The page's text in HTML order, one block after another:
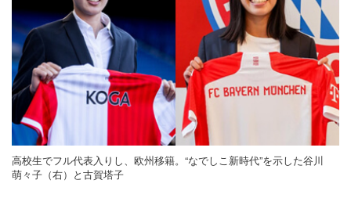
高校生でフル代表入りし、欧州移籍。“なでしこ新時代”を示した谷川
萌々子（右）と古賀塔子